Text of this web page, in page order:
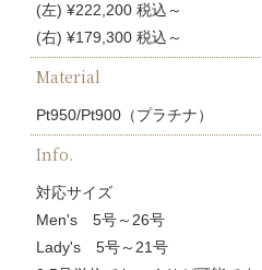
(左) ¥222,200 税込～
(右) ¥179,300 税込～
Material
Pt950/Pt900（プラチナ）
Info.
対応サイズ
Men's 5号～26号
Lady's 5号～21号